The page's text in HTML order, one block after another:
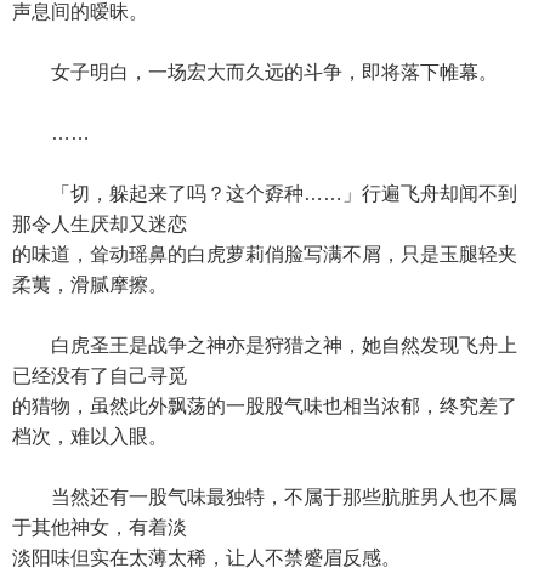
声息间的暧昧。
女子明白，一场宏大而久远的斗争，即将落下帷幕。
……
「切，躲起来了吗？这个孬种……」行遍飞舟却闻不到
那令人生厌却又迷恋
的味道，耸动瑶鼻的白虎萝莉俏脸写满不屑，只是玉腿轻夹
柔荑，滑腻摩擦。
白虎圣王是战争之神亦是狩猎之神，她自然发现飞舟上
已经没有了自己寻觅
的猎物，虽然此外飘荡的一股股气味也相当浓郁，终究差了
档次，难以入眼。
当然还有一股气味最独特，不属于那些肮脏男人也不属
于其他神女，有着淡
淡阳味但实在太薄太稀，让人不禁蹙眉反感。